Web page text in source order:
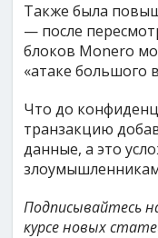
Также была
— после
блоков Monero
«атаке большого
Что до
транзакцию
данные, а это
Подписывайтесь
курсе новых